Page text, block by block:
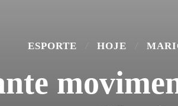
ESPORTE HOJE